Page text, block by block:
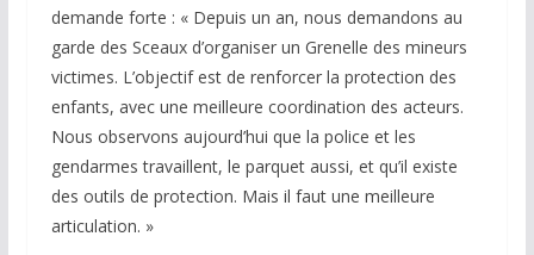
demande forte : « Depuis un an, nous demandons au
garde des Sceaux d’organiser un Grenelle des mineurs
victimes. L’objectif est de renforcer la protection des
enfants, avec une meilleure coordination des acteurs.
Nous observons aujourd’hui que la police et les
gendarmes travaillent, le parquet aussi, et qu’il existe
des outils de protection. Mais il faut une meilleure
articulation. »